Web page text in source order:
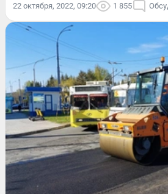
22 октября, 2022, 09:20 1 855